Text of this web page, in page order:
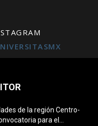
de la región Centro-
para el...